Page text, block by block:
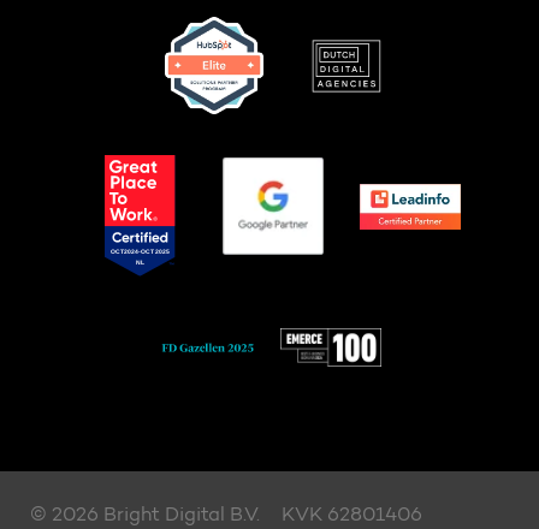
© 2026 Bright Digital B.V. KVK 62801406